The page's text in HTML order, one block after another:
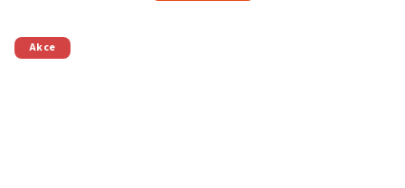
Akce